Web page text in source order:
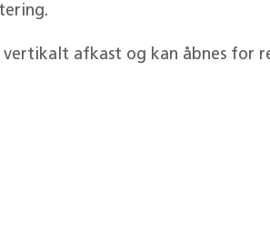
afkast og kan åbnes for